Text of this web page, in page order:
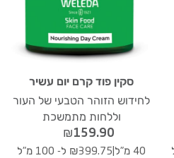
סקין פוד קרם יום עשיר
לחידוש הזוהר הטבעי של העור
וללחות מתמשכת
₪159.90
40 מ"ל ₪399.75 ל- 100 מ"ל